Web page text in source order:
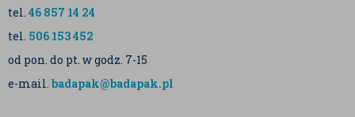
tel. 46 857 14 24
tel. 506 153 452
od pon. do pt. w godz. 7-15
e-mail. badapak@badapak.pl